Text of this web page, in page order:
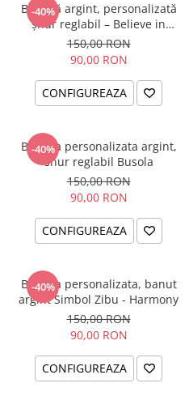
-40%
Brățară argint, personalizată
șnur reglabil – Believe in
Yourself
150,00 RON
90,00 RON
CONFIGUREAZA
-40%
Bratara personalizata argint,
snur reglabil Busola
150,00 RON
90,00 RON
CONFIGUREAZA
-40%
Bratara personalizata, banut
argint Simbol Zibu - Harmony
150,00 RON
90,00 RON
CONFIGUREAZA